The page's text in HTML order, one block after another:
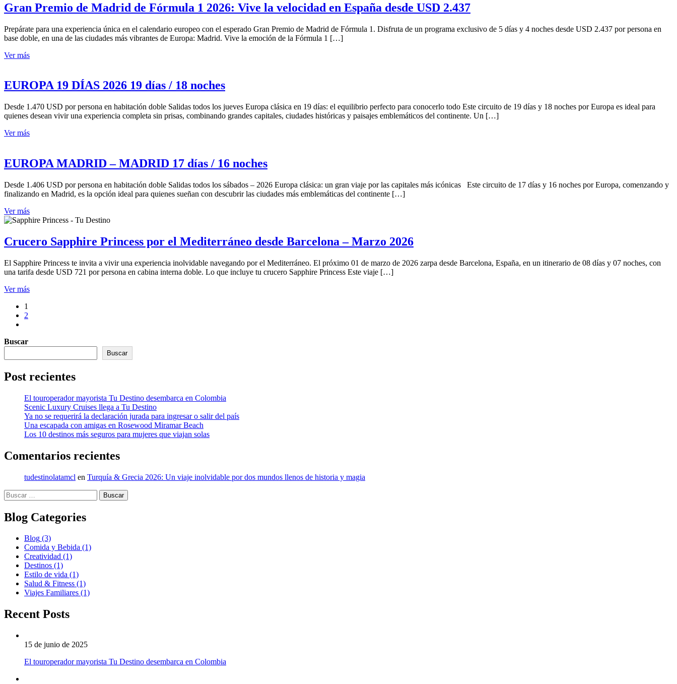
Gran Premio de Madrid de Fórmula 1 2026: Vive la velocidad en España desde USD 2.437
Prepárate para una experiencia única en el calendario europeo con el esperado Gran Premio de Madrid de Fórmula 1. Disfruta de un programa exclusivo de 5 días y 4 noches desde USD 2.437 por persona en
base doble, en una de las ciudades más vibrantes de Europa: Madrid. Vive la emoción de la Fórmula 1 […]
Ver más
EUROPA 19 DÍAS 2026 19 días / 18 noches
Desde 1.470 USD por persona en habitación doble Salidas todos los jueves Europa clásica en 19 días: el equilibrio perfecto para conocerlo todo Este circuito de 19 días y 18 noches por Europa es ideal para
quienes desean vivir una experiencia completa sin prisas, combinando grandes capitales, ciudades históricas y paisajes emblemáticos del continente. Un […]
Ver más
EUROPA MADRID – MADRID 17 días / 16 noches
Desde 1.406 USD por persona en habitación doble Salidas todos los sábados – 2026 Europa clásica: un gran viaje por las capitales más icónicas Este circuito de 17 días y 16 noches por Europa, comenzando y
finalizando en Madrid, es la opción ideal para quienes sueñan con descubrir las ciudades más emblemáticas del continente […]
Ver más
Crucero Sapphire Princess por el Mediterráneo desde Barcelona – Marzo 2026
El Sapphire Princess te invita a vivir una experiencia inolvidable navegando por el Mediterráneo. El próximo 01 de marzo de 2026 zarpa desde Barcelona, España, en un itinerario de 08 días y 07 noches, con
una tarifa desde USD 721 por persona en cabina interna doble. Lo que incluye tu crucero Sapphire Princess Este viaje […]
Ver más
Paginación
1
2
Buscar
Buscar
Post recientes
El touroperador mayorista Tu Destino desembarca en Colombia
Scenic Luxury Cruises llega a Tu Destino
Ya no se requerirá la declaración jurada para ingresar o salir del país
Una escapada con amigas en Rosewood Miramar Beach
Los 10 destinos más seguros para mujeres que viajan solas
Comentarios recientes
tudestinolatamcl en Turquía & Grecia 2026: Un viaje inolvidable por dos mundos llenos de historia y magia
Buscar:
Blog Categories
Blog (3)
Comida y Bebida (1)
Creatividad (1)
Destinos (1)
Estilo de vida (1)
Salud & Fitness (1)
Viajes Familiares (1)
Recent Posts
15 de junio de 2025
El touroperador mayorista Tu Destino desembarca en Colombia